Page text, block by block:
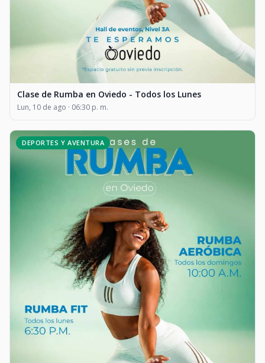
Clase de Rumba en Oviedo - Todos los Lunes
Lun, 10 de ago · 06:30 p. m.
DEPORTES Y AVENTURA